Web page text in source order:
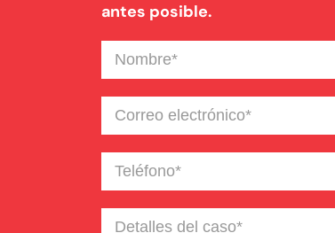
antes posible.
Nombre(Required)
Correo
electrónico(Required)
Teléfono(Required)
Detalles